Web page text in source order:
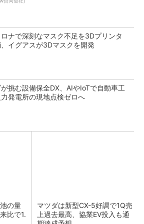
ナで深刻なマスク不足を3Dプリンタ
イグアスが3Dマスクを開発
挑む設備保全DX、AIやIoTで自動車工
発電所の現地点検ゼロへ
の量
比で1.
マツダは新型CX-5好調で1Q売
上過去最高、協業EV投入も通